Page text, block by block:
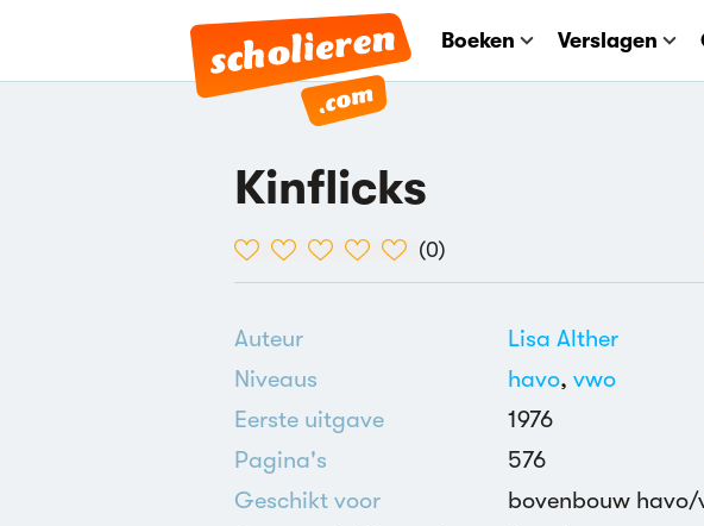
Boeken Verslagen
Kinflicks
(0)
Auteur
Lisa Alther
Niveaus
havo, vwo
Eerste uitgave
1976
Pagina's
576
Geschikt voor
bovenbouw havo/